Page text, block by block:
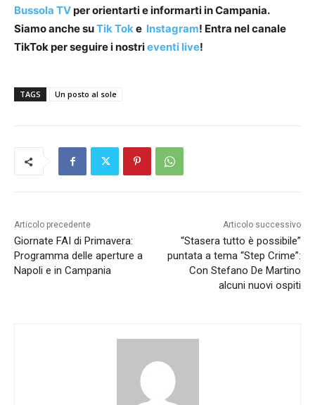
Bussola TVper orientarti e informarti in Campania.
Siamo anche suTik Toke Instagram! Entra nel canale
TikTok per seguire i nostrieventi live!
TAGS Un posto al sole
Articolo precedente
Giornate FAI di Primavera:
Programma delle aperture a
Napoli e in Campania
Articolo successivo
“Stasera tutto è possibile”
puntata a tema “Step Crime”:
Con Stefano De Martino
alcuni nuovi ospiti